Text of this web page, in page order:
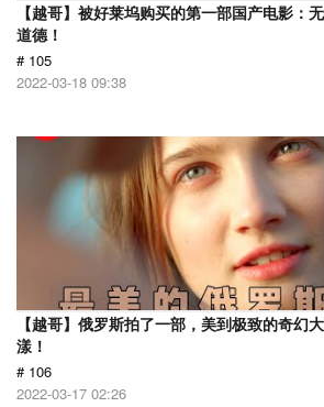
【越哥】被好莱坞购买的第一部国产电影：
道德！
# 105
2022-03-18 09:38
【越哥】俄罗斯拍了一部，美到极致的奇幻
漾！
# 106
2022-03-17 02:26